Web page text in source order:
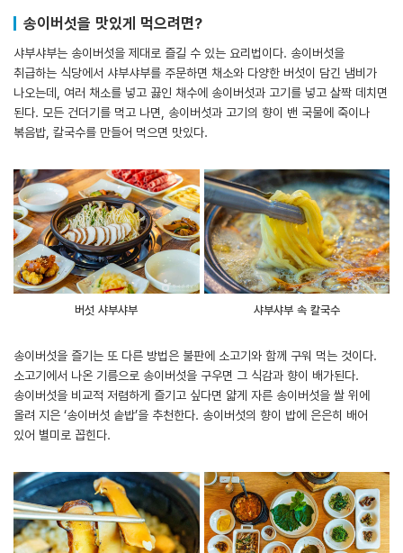
송이버섯을 맛있게 먹으려면?
샤부샤부는 송이버섯을 제대로 즐길 수 있는 요리법이다. 송이버섯을
취급하는 식당에서 샤부샤부를 주문하면 채소와 다양한 버섯이 담긴 냄비가
나오는데, 여러 채소를 넣고 끓인 채수에 송이버섯과 고기를 넣고 살짝 데치면
된다. 모든 건더기를 먹고 나면, 송이버섯과 고기의 향이 밴 국물에 죽이나
볶음밥, 칼국수를 만들어 먹으면 맛있다.
버섯 샤부샤부 샤부샤부 속 칼국수
송이버섯을 즐기는 또 다른 방법은 불판에 소고기와 함께 구워 먹는 것이다.
소고기에서 나온 기름으로 송이버섯을 구우면 그 식감과 향이 배가된다.
송이버섯을 비교적 저렴하게 즐기고 싶다면 얇게 자른 송이버섯을 쌀 위에
올려 지은 ‘송이버섯 솥밥’을 추천한다. 송이버섯의 향이 밥에 은은히 배어
있어 별미로 꼽힌다.